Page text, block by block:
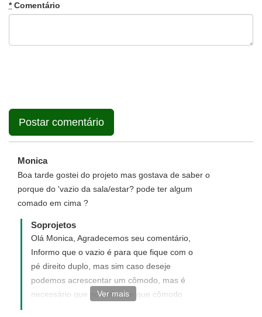
*Comentário
Monica
Boa tarde gostei do projeto mas gostava de saber o
porque do 'vazio da sala/estar? pode ter algum
comado em cima ?
Soprojetos
Olá Monica, Agradecemos seu comentário,
Informo que o vazio é para que fique com o
pé direito duplo, mas sim caso deseje
podemos acrescentar um cômodo, mas é
necessário que nos informe que cômodo
Ver mais